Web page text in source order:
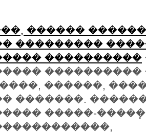
������
���������
����������
����������
������,
�������.